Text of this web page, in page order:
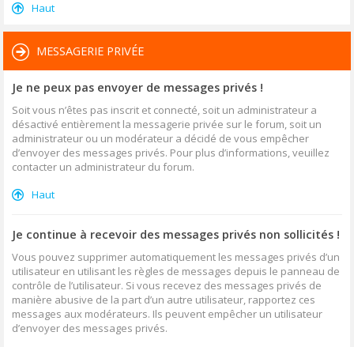
Haut
MESSAGERIE PRIVÉE
Je ne peux pas envoyer de messages privés !
Soit vous n’êtes pas inscrit et connecté, soit un administrateur a
désactivé entièrement la messagerie privée sur le forum, soit un
administrateur ou un modérateur a décidé de vous empêcher
d’envoyer des messages privés. Pour plus d’informations, veuillez
contacter un administrateur du forum.
Haut
Je continue à recevoir des messages privés non sollicités !
Vous pouvez supprimer automatiquement les messages privés d’un
utilisateur en utilisant les règles de messages depuis le panneau de
contrôle de l’utilisateur. Si vous recevez des messages privés de
manière abusive de la part d’un autre utilisateur, rapportez ces
messages aux modérateurs. Ils peuvent empêcher un utilisateur
d’envoyer des messages privés.